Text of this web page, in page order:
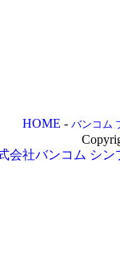
HOME - バンコム
会社バンコム シン